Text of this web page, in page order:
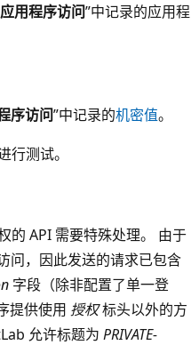
用程序访问”中记录的应用程
序访问”中记录的机密值。
行测试。
的 API 需要特殊处理。 由于
，因此发送的请求已包含
字段（除非配置了单一登
提供使用 授权标头以外的方
允许标题为 PRIVATE-